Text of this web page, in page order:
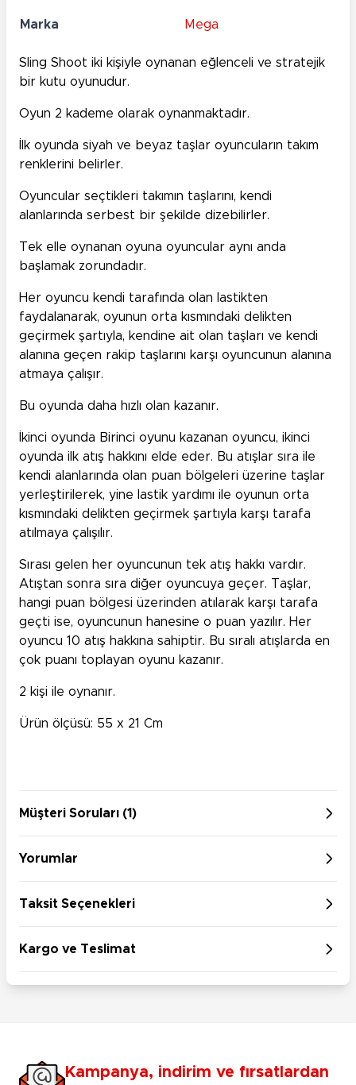
Marka Mega
Sling Shoot iki kişiyle oynanan eğlenceli ve stratejik
bir kutu oyunudur.
Oyun 2 kademe olarak oynanmaktadır.
İlk oyunda siyah ve beyaz taşlar oyuncuların takım
renklerini belirler.
Oyuncular seçtikleri takımın taşlarını, kendi
alanlarında serbest bir şekilde dizebilirler.
Tek elle oynanan oyuna oyuncular aynı anda
başlamak zorundadır.
Her oyuncu kendi tarafında olan lastikten
faydalanarak, oyunun orta kısmındaki delikten
geçirmek şartıyla, kendine ait olan taşları ve kendi
alanına geçen rakip taşlarını karşı oyuncunun alanına
atmaya çalışır.
Bu oyunda daha hızlı olan kazanır.
İkinci oyunda Birinci oyunu kazanan oyuncu, ikinci
oyunda ilk atış hakkını elde eder. Bu atışlar sıra ile
kendi alanlarında olan puan bölgeleri üzerine taşlar
yerleştirilerek, yine lastik yardımı ile oyunun orta
kısmındaki delikten geçirmek şartıyla karşı tarafa
atılmaya çalışılır.
Sırası gelen her oyuncunun tek atış hakkı vardır.
Atıştan sonra sıra diğer oyuncuya geçer. Taşlar,
hangi puan bölgesi üzerinden atılarak karşı tarafa
geçti ise, oyuncunun hanesine o puan yazılır. Her
oyuncu 10 atış hakkına sahiptir. Bu sıralı atışlarda en
çok puanı toplayan oyunu kazanır.
2 kişi ile oynanır.
Ürün ölçüsü: 55 x 21 Cm
Müşteri Soruları (1)
Yorumlar
Taksit Seçenekleri
Kargo ve Teslimat
Kampanya, indirim ve fırsatlardan